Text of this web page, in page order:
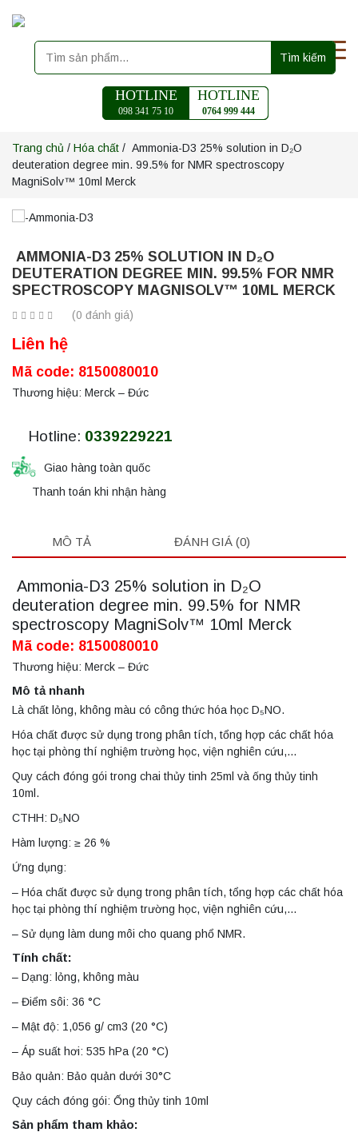
Tìm kiếm
HOTLINE
098 341 75 10
HOTLINE
0764 999 444
Trang chủ / Hóa chất / Ammonia-D3 25% solution in D₂O
deuteration degree min. 99.5% for NMR spectroscopy
MagniSolv™ 10ml Merck
AMMONIA-D3 25% SOLUTION IN D₂O
DEUTERATION DEGREE MIN. 99.5% FOR NMR
SPECTROSCOPY MAGNISOLV™ 10ML MERCK
(0 đánh giá)
Liên hệ
Mã code: 8150080010
Thương hiệu: Merck – Đức
Hotline: 0339229221
Giao hàng toàn quốc
Thanh toán khi nhận hàng
MÔ TẢ ĐÁNH GIÁ (0)
Ammonia-D3 25% solution in D₂O
deuteration degree min. 99.5% for NMR
spectroscopy MagniSolv™ 10ml Merck
Mã code: 8150080010
Thương hiệu: Merck – Đức
Mô tả nhanh
Là chất lỏng, không màu có công thức hóa học D₅NO.
Hóa chất được sử dụng trong phân tích, tổng hợp các chất hóa
học tại phòng thí nghiệm trường học, viện nghiên cứu,…
Quy cách đóng gói trong chai thủy tinh 25ml và ống thủy tinh
10ml.
CTHH: D₅NO
Hàm lượng: ≥ 26 %
Ứng dụng:
– Hóa chất được sử dụng trong phân tích, tổng hợp các chất hóa
học tại phòng thí nghiệm trường học, viện nghiên cứu,…
– Sử dụng làm dung môi cho quang phổ NMR.
Tính chất:
– Dạng: lỏng, không màu
– Điểm sôi: 36 °C
– Mật độ: 1,056 g/ cm3 (20 °C)
– Áp suất hơi: 535 hPa (20 °C)
Bảo quản: Bảo quản dưới 30°C
Quy cách đóng gói: Ống thủy tinh 10ml
Sản phẩm tham khảo: